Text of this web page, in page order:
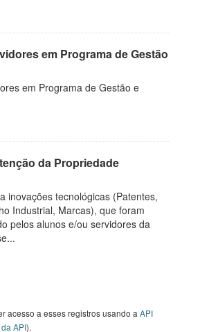
em Programa de Gestão
em Programa de Gestão e
da Propriedade
inovações tecnológicas (Patentes,
Industrial, Marcas), que foram
pelos alunos e/ou servidores da
acesso a esses registros usando a API
API).